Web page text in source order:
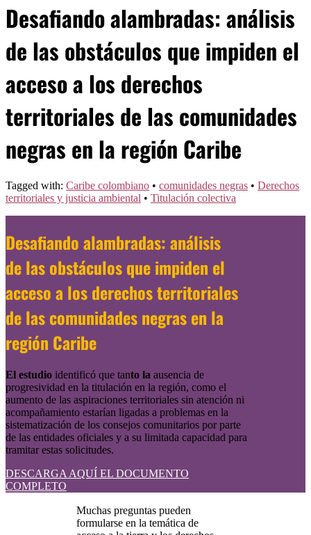
Desafiando alambradas: análisis
de las obstáculos que impiden el
acceso a los derechos
territoriales de las comunidades
negras en la región Caribe
Tagged with: Caribe colombiano • comunidades negras • Derechos
territoriales y justicia ambiental • Titulación colectiva
Desafiando alambradas: análisis
de las obstáculos que impiden el
acceso a los derechos territoriales
de las comunidades negras en la
región Caribe
El estudio identificó que tanto la ausencia de
progresividad en la titulación en la región, como el
aumento de las aspiraciones territoriales sin atención ni
acompañamiento estarían ligadas a problemas en la
sistematización de los consejos comunitarios por parte
de las entidades oficiales y a su limitada capacidad para
tramitar estas solicitudes.
DESCARGA AQUÍ EL DOCUMENTO
COMPLETO
Muchas preguntas pueden
formularse en la temática de